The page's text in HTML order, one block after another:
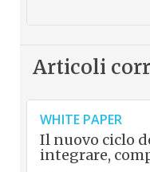
Articoli
WHITE PAPER
Il nuovo ciclo
integrare,